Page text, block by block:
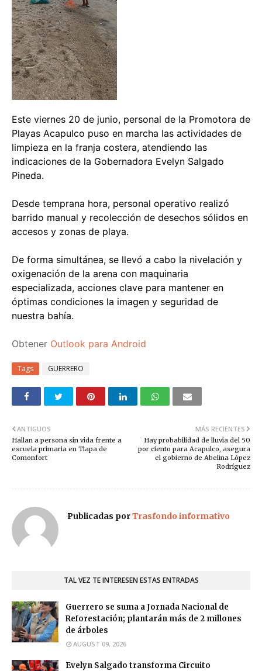
Este viernes 20 de junio, personal de la Promotora de
Playas Acapulco puso en marcha las actividades de
limpieza en la franja costera, atendiendo las
indicaciones de la Gobernadora Evelyn Salgado
Pineda.
Desde temprana hora, personal operativo realizó
barrido manual y recolección de desechos sólidos en
accesos y zonas de playa.
De forma simultánea, se llevó a cabo la nivelación y
oxigenación de la arena con maquinaria
especializada, acciones clave para mantener en
óptimas condiciones la imagen y seguridad de
nuestra bahía.
Obtener Outlook para Android
Tags GUERRERO
MÁS RECIENTES
Hay probabilidad de lluvia del 50
por ciento para Acapulco, asegura
el gobierno de Abelina López
Rodríguez
ANTIGUOS
Hallan a persona sin vida frente a
escuela primaria en Tlapa de
Comonfort
Publicadas porTrasfondo informativo
TAL VEZ TE INTERESEN ESTAS ENTRADAS
Guerrero se suma a Jornada Nacional de
Reforestación; plantarán más de 2 millones
de árboles
AUGUST 09, 2026
Evelyn Salgado transforma Circuito